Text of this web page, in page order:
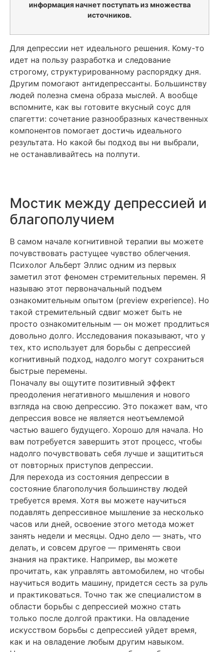
информация начнет поступать из множества
источников.
Для депрессии нет идеального решения. Кому-то
идет на пользу разработка и следование
строгому, структурированному распорядку дня.
Другим помогают антидепрессанты. Большинству
людей полезна смена образа мыслей. А вообще
вспомните, как вы готовите вкусный соус для
спагетти: сочетание разнообразных качественных
компонентов помогает достичь идеального
результата. Но какой бы подход вы ни выбрали,
не останавливайтесь на полпути.
Мостик между депрессией и
благополучием
В самом начале когнитивной терапии вы можете
почувствовать растущее чувство облегчения.
Психолог Альберт Эллис одним из первых
заметил этот феномен стремительных перемен. Я
называю этот первоначальный подъем
ознакомительным опытом (preview experience). Но
такой стремительный сдвиг может быть не
просто ознакомительным — он может продлиться
довольно долго. Исследования показывают, что у
тех, кто использует для борьбы с депрессией
когнитивный подход, надолго могут сохраниться
быстрые перемены.
Поначалу вы ощутите позитивный эффект
преодоления негативного мышления и нового
взгляда на свою депрессию. Это покажет вам, что
депрессия вовсе не является неотъемлемой
частью вашего будущего. Хорошо для начала. Но
вам потребуется завершить этот процесс, чтобы
надолго почувствовать себя лучше и защититься
от повторных приступов депрессии.
Для перехода из состояния депрессии в
состояние благополучия большинству людей
требуется время. Хотя вы можете научиться
подавлять депрессивное мышление за несколько
часов или дней, освоение этого метода может
занять недели и месяцы. Одно дело — знать, что
делать, и совсем другое — применять свои
знания на практике. Например, вы можете
прочитать, как управлять автомобилем, но чтобы
научиться водить машину, придется сесть за руль
и практиковаться. Точно так же специалистом в
области борьбы с депрессией можно стать
только после долгой практики. На овладение
искусством борьбы с депрессией уйдет время,
как и на овладение любым другим навыком.